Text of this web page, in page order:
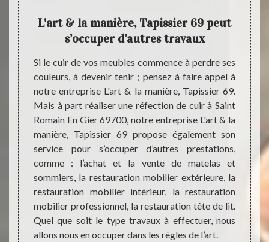
de
un
vont
L'art & la manière, Tapissier 69 peut
s’occuper d’autres travaux
Si le cuir de vos meubles commence à perdre ses
couleurs, à devenir tenir ; pensez à faire appel à
notre entreprise L'art & la manière, Tapissier 69.
Mais à part réaliser une réfection de cuir à Saint
Romain En Gier 69700, notre entreprise L'art & la
manière, Tapissier 69 propose également son
service pour s’occuper d’autres prestations,
comme : l’achat et la vente de matelas et
sommiers, la restauration mobilier extérieure, la
restauration mobilier intérieur, la restauration
mobilier professionnel, la restauration tête de lit.
Quel que soit le type travaux à effectuer, nous
allons nous en occuper dans les règles de l’art.
Le
pour
à